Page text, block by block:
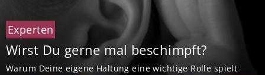
Experten
Wirst Du gerne mal beschimpft?
Warum Deine eigene Haltung eine wichtige Rolle spielt